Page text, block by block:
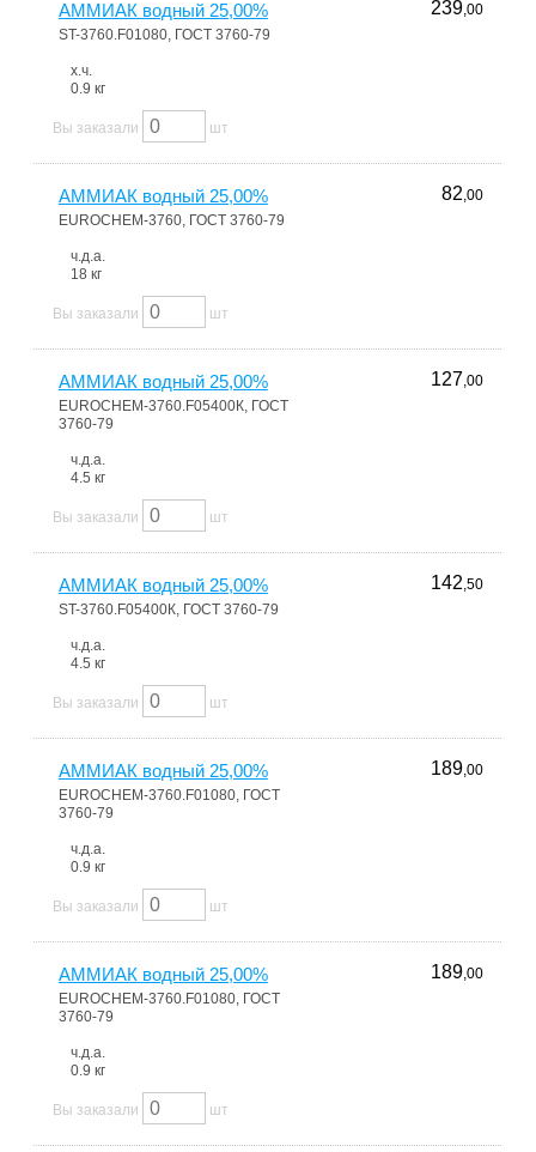
АММИАК водный 25,00%
ST-3760.F01080, ГОСТ 3760-79
х.ч.
0.9 кг
239,00
Вы заказали шт
АММИАК водный 25,00%
EUROCHEM-3760, ГОСТ 3760-79
ч.д.а.
18 кг
82,00
Вы заказали шт
АММИАК водный 25,00%
EUROCHEM-3760.F05400К, ГОСТ
3760-79
ч.д.а.
4.5 кг
127,00
Вы заказали шт
АММИАК водный 25,00%
ST-3760.F05400К, ГОСТ 3760-79
ч.д.а.
4.5 кг
142,50
Вы заказали шт
АММИАК водный 25,00%
EUROCHEM-3760.F01080, ГОСТ
3760-79
ч.д.а.
0.9 кг
189,00
Вы заказали шт
АММИАК водный 25,00%
EUROCHEM-3760.F01080, ГОСТ
3760-79
ч.д.а.
0.9 кг
189,00
Вы заказали шт